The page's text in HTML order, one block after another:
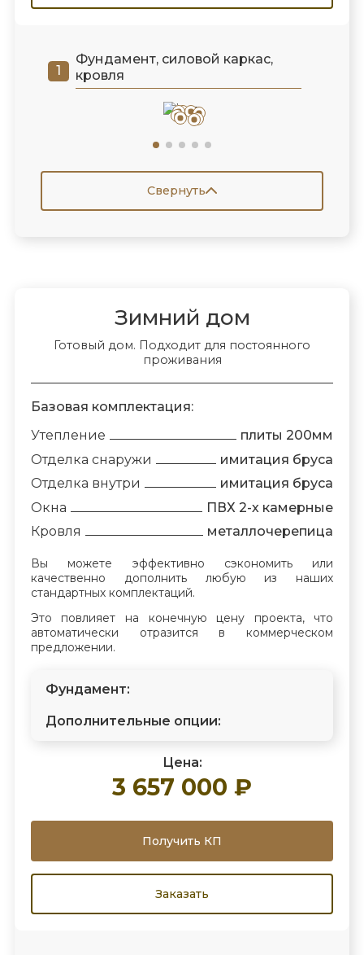
Фундамент, силовой каркас,
кровля
Свернуть
Зимний дом
Готовый дом. Подходит для постоянного
проживания
Базовая комплектация:
Утепление
плиты 200мм
Отделка снаружи
имитация бруса
Отделка внутри
имитация бруса
Окна
ПВХ 2-х камерные
Кровля
металлочерепица
Вы можете эффективно сэкономить или
качественно дополнить любую из наших
стандартных комплектаций.
Это повлияет на конечную цену проекта, что
автоматически отразится в коммерческом
предложении.
Фундамент:
Дополнительные опции:
Цена:
3 657 000 ₽
Получить КП
Заказать